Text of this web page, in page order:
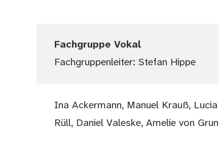
Fachgruppe Vokal
Fachgruppenleiter: Stefan Hippe
Ina Ackermann, Manuel Krauß,
Rüll, Daniel Valeske, Amelie von